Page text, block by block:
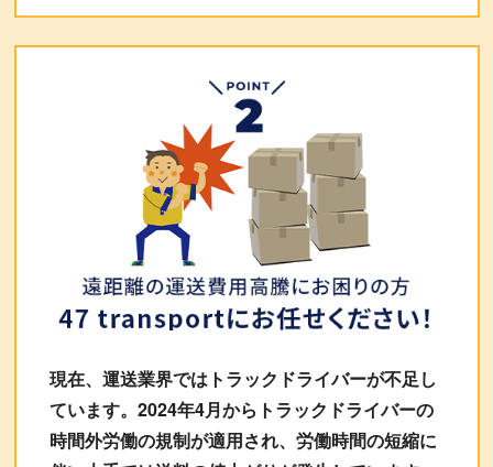
現在、運送業界ではトラックドライバーが不足し
ています。2024年4月からトラックドライバーの
時間外労働の規制が適用され、労働時間の短縮に